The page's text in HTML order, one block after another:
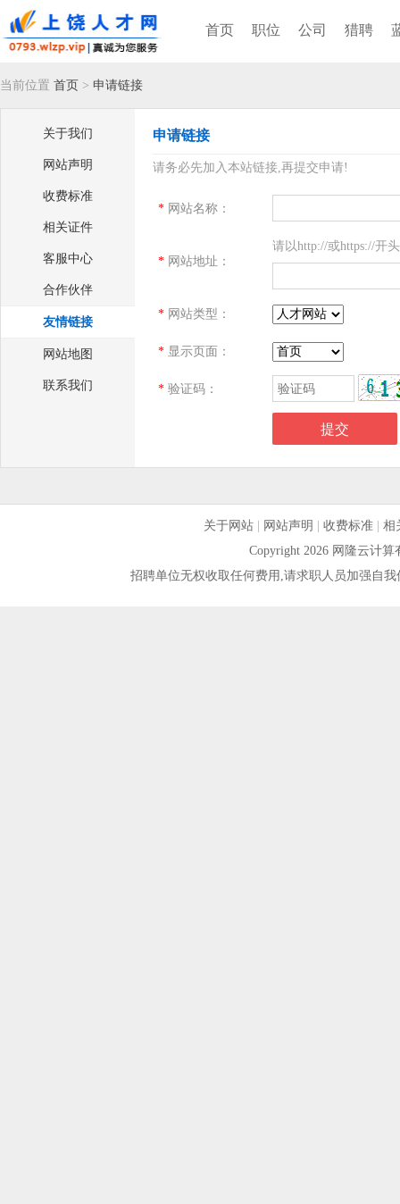
首页 职位 公司 猎聘
当前位置 首页 > 申请链接
关于我们
网站声明
收费标准
相关证件
客服中心
合作伙伴
友情链接
网站地图
联系我们
申请链接
请务必先加入本站链接,再提交申请!
* 网站名称：
* 网站地址：
请以http://或https://开头
* 网站类型：
* 显示页面：
* 验证码：
关于网站| 网站声明 收费标准| 相
Copyright 2026 网隆云计
招聘单位无权收取任何费用,请求职人员加强自